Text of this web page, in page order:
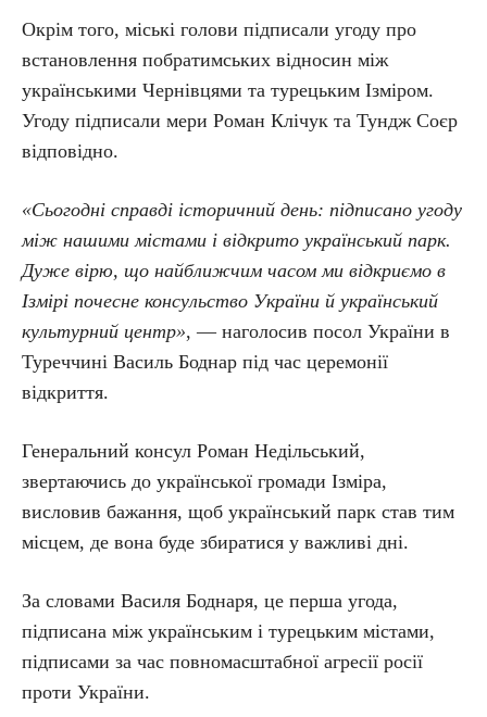
Окрім того, міські голови підписали угоду про
встановлення побратимських відносин між
українськими Чернівцями та турецьким Ізміром.
Угоду підписали мери Роман Клічук та Тундж Соєр
відповідно.
«Сьогодні справді історичний день: підписано угоду
між нашими містами і відкрито український парк.
Дуже вірю, що найближчим часом ми відкриємо в
Ізмірі почесне консульство України й український
культурний центр», — наголосив посол України в
Туреччині Василь Боднар під час церемонії
відкриття.
Генеральний консул Роман Недільський,
звертаючись до української громади Ізміра,
висловив бажання, щоб український парк став тим
місцем, де вона буде збиратися у важливі дні.
За словами Василя Боднаря, це перша угода,
підписана між українським і турецьким містами,
підписами за час повномасштабної агресії росії
проти України.